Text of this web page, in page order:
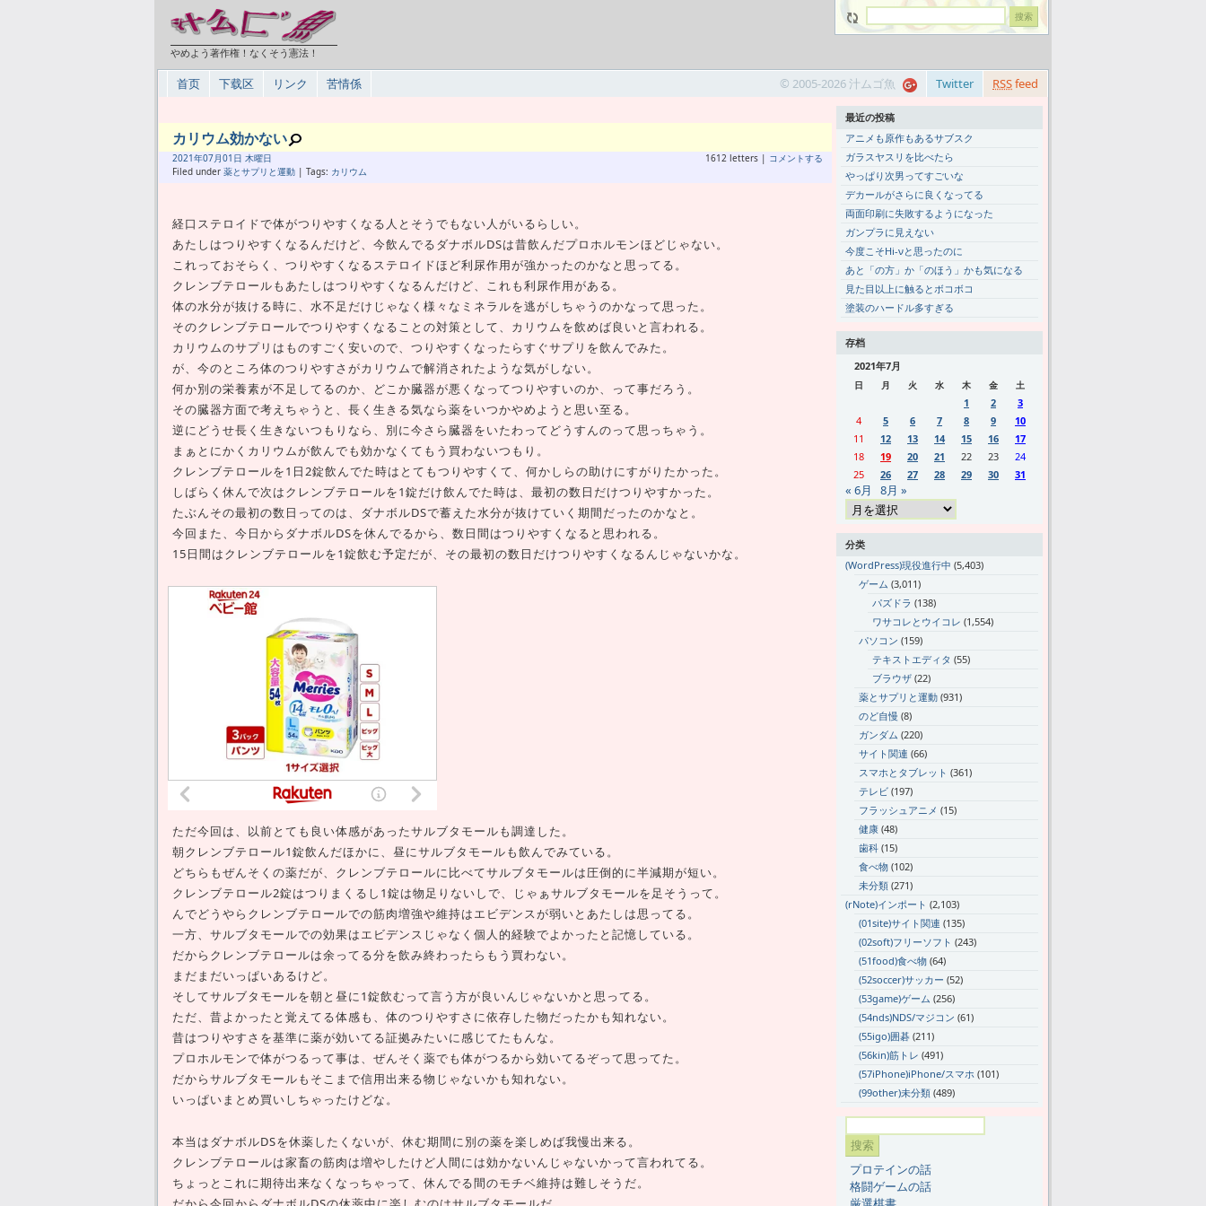
やめよう著作権！なくそう憲法！
首页 下载区 リンク 苦情係 RSSfeed
Twitter
© 2005-2026 汁ムゴ魚
カリウム効かない
2021年07月01日 木曜日
Filed under 薬とサプリと運動 | Tags: カリウム
1612 letters | コメントする
経口ステロイドで体がつりやすくなる人とそうでもない人がいるらしい。
あたしはつりやすくなるんだけど、今飲んでるダナボルDSは昔飲んだプロホルモンほどじゃない。
これっておそらく、つりやすくなるステロイドほど利尿作用が強かったのかなと思ってる。
クレンブテロールもあたしはつりやすくなるんだけど、これも利尿作用がある。
体の水分が抜ける時に、水不足だけじゃなく様々なミネラルを逃がしちゃうのかなって思った。
そのクレンブテロールでつりやすくなることの対策として、カリウムを飲めば良いと言われる。
カリウムのサプリはものすごく安いので、つりやすくなったらすぐサプリを飲んでみた。
が、今のところ体のつりやすさがカリウムで解消されたような気がしない。
何か別の栄養素が不足してるのか、どこか臓器が悪くなってつりやすいのか、って事だろう。
その臓器方面で考えちゃうと、長く生きる気なら薬をいつかやめようと思い至る。
逆にどうせ長く生きないつもりなら、別に今さら臓器をいたわってどうすんのって思っちゃう。
まぁとにかくカリウムが飲んでも効かなくてもう買わないつもり。
クレンブテロールを1日2錠飲んでた時はとてもつりやすくて、何かしらの助けにすがりたかった。
しばらく休んで次はクレンブテロールを1錠だけ飲んでた時は、最初の数日だけつりやすかった。
たぶんその最初の数日ってのは、ダナボルDSで蓄えた水分が抜けていく期間だったのかなと。
今回また、今日からダナボルDSを休んでるから、数日間はつりやすくなると思われる。
15日間はクレンブテロールを1錠飲む予定だが、その最初の数日だけつりやすくなるんじゃないかな。
ただ今回は、以前とても良い体感があったサルブタモールも調達した。
朝クレンブテロール1錠飲んだほかに、昼にサルブタモールも飲んでみている。
どちらもぜんそくの薬だが、クレンブテロールに比べてサルブタモールは圧倒的に半減期が短い。
クレンブテロール2錠はつりまくるし1錠は物足りないしで、じゃぁサルブタモールを足そうって。
んでどうやらクレンブテロールでの筋肉増強や維持はエビデンスが弱いとあたしは思ってる。
一方、サルブタモールでの効果はエビデンスじゃなく個人的経験でよかったと記憶している。
だからクレンブテロールは余ってる分を飲み終わったらもう買わない。
まだまだいっぱいあるけど。
そしてサルブタモールを朝と昼に1錠飲むって言う方が良いんじゃないかと思ってる。
ただ、昔よかったと覚えてる体感も、体のつりやすさに依存した物だったかも知れない。
昔はつりやすさを基準に薬が効いてる証拠みたいに感じてたもんな。
プロホルモンで体がつるって事は、ぜんそく薬でも体がつるから効いてるぞって思ってた。
だからサルブタモールもそこまで信用出来る物じゃないかも知れない。
いっぱいまとめ買いしちゃったけどな。
本当はダナボルDSを休薬したくないが、休む期間に別の薬を楽しめば我慢出来る。
クレンブテロールは家畜の筋肉は増やしたけど人間には効かないんじゃないかって言われてる。
ちょっとこれに期待出来なくなっちゃって、休んでる間のモチベ維持は難しそうだ。
最近の投稿
アニメも原作もあるサブスク
ガラスヤスリを比べたら
やっぱり次男ってすごいな
デカールがさらに良くなってる
両面印刷に失敗するようになった
ガンプラに見えない
今度こそHi-νと思ったのに
あと「の方」か「のほう」かも気になる
見た目以上に触るとボコボコ
塗装のハードル多すぎる
存档
2021年7月
日 月 火 水 木 金 土
1 2
3
4
5 6 7 8 9
10
11
12 13 14 15 16
17
18
19 20 21 22 23
24
25
26 27 28 29 30 31
« 6月 8月 »
分类
(WordPress)現役進行中 (5,403)
ゲーム (3,011)
パズドラ (138)
ワサコレとウイコレ (1,554)
パソコン (159)
テキストエディタ (55)
ブラウザ (22)
薬とサプリと運動 (931)
のど自慢 (8)
ガンダム (220)
サイト関連 (66)
スマホとタブレット (361)
テレビ (197)
フラッシュアニメ (15)
健康 (48)
歯科 (15)
食べ物 (102)
未分類 (271)
(rNote)インポート (2,103)
(01site)サイト関連 (135)
(02soft)フリーソフト (243)
(51food)食べ物 (64)
(52soccer)サッカー (52)
(53game)ゲーム (256)
(54nds)NDS/マジコン (61)
(55igo)囲碁 (211)
(56kin)筋トレ (491)
(57iPhone)iPhone/スマホ (101)
(99other)未分類 (489)
プロテインの話
格闘ゲームの話